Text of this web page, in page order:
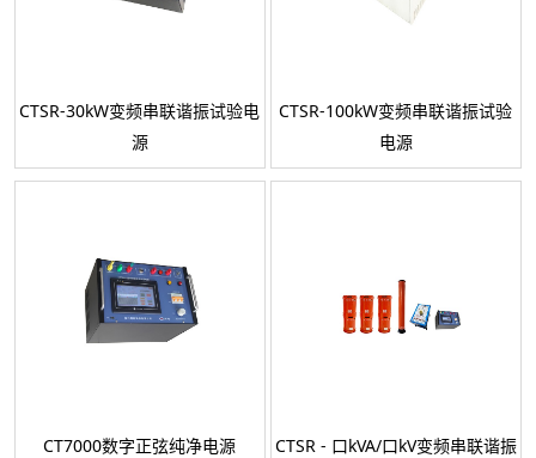
CTSR-30kW变频串联谐振试验电
源
CTSR-100kW变频串联谐振试验
电源
CT7000数字正弦纯净电源
CTSR - 口kVA/口kV变频串联谐振